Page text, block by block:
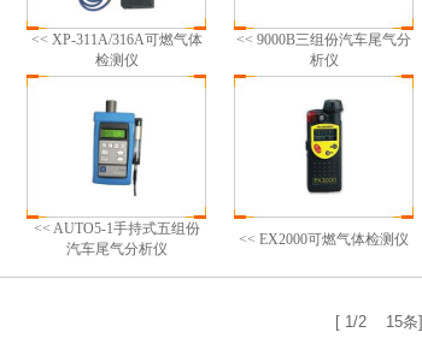
<< XP-311A/316A可燃气体
检测仪
<< 9000B三组份汽车尾气分
析仪
<< AUTO5-1手持式五组份
汽车尾气分析仪
<< EX2000可燃气体检测仪
[ 1/2 15条]